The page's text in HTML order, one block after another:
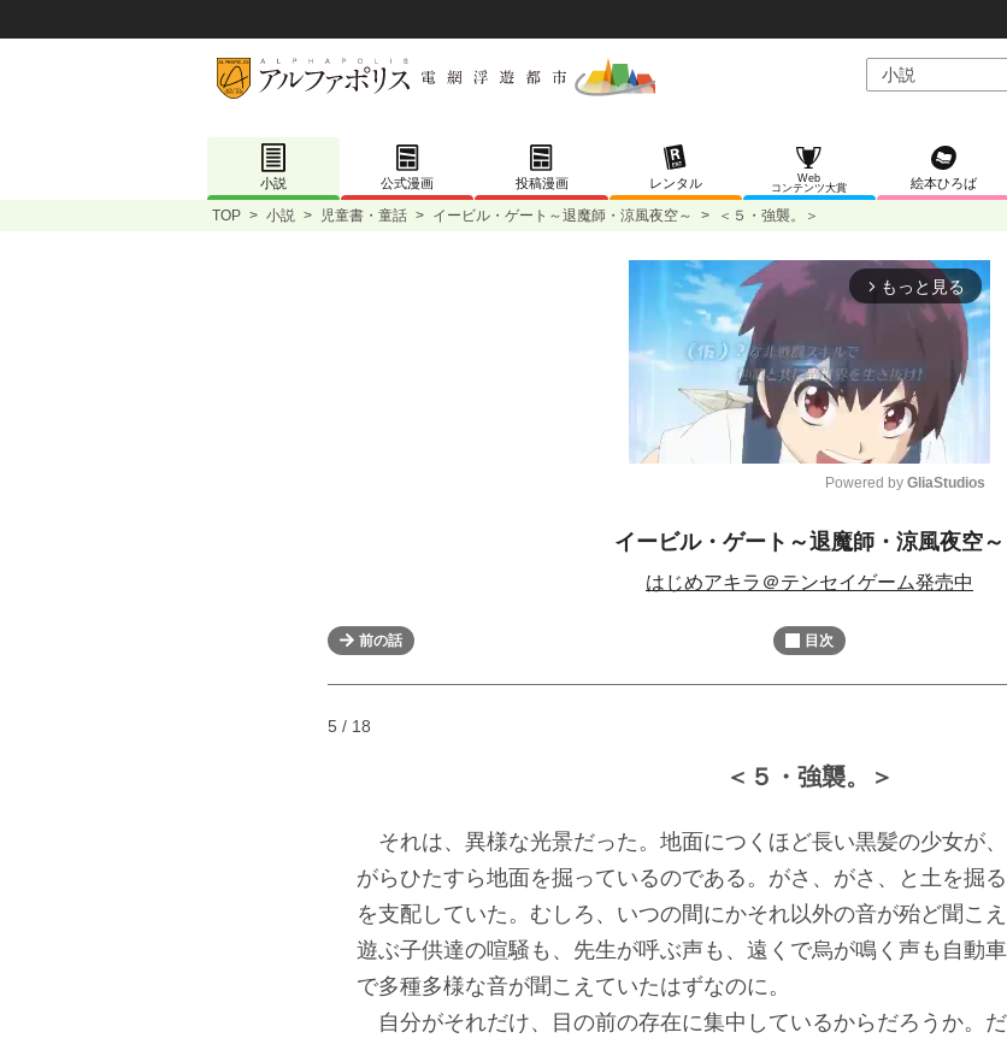
小説 公式漫画 投稿漫画 レンタル
Web
コンテンツ大賞
絵本ひろば
TOP > 小説 > 児童書・童話 > イービル・ゲート～退魔師・涼風夜空～ > ＜５・強襲。＞
arrow_forward_ios もっと見る
M
u
Powered by GliaStudios
イービル・ゲート～退魔師・涼風夜空～
はじめアキラ＠テンセイゲーム発売中
前の話 目次
5 / 18
＜５・強襲。＞
それは、異様な光景だった。地面につくほど長い黒髪の少女が
がらひたすら地面を掘っているのである。がさ、がさ、と土を掘
を支配していた。むしろ、いつの間にかそれ以外の音が殆ど聞こ
遊ぶ子供達の喧騒も、先生が呼ぶ声も、遠くで烏が鳴く声も自動
で多種多様な音が聞こえていたはずなのに。
自分がそれだけ、目の前の存在に集中しているからだろうか。